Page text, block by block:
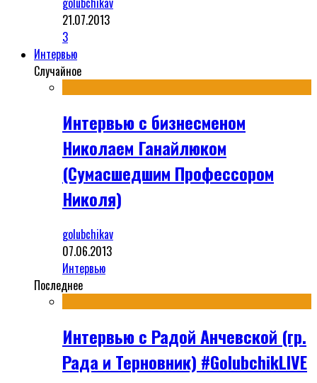
21.07.2013
3
Интервью
Случайное
Интервью с бизнесменом
Николаем Ганайлюком
(Сумасшедшим Профессором
Николя)
golubchikav
07.06.2013
Интервью
Последнее
Интервью с Радой Анчевской (гр.
Рада и Терновник) #GolubchikLIVE